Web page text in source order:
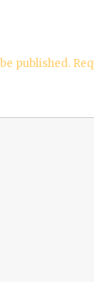
published.